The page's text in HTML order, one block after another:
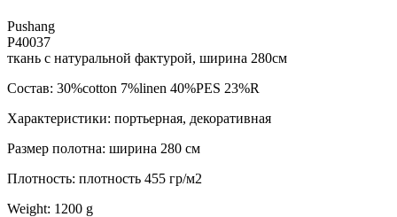
Pushang
P40037
ткань с натуральной фактурой, ширина 280см
Состав: 30%cotton 7%linen 40%PES 23%R
Характеристики: портьерная, декоративная
Размер полотна: ширина 280 см
Плотность: плотность 455 гр/м2
Weight: 1200 g